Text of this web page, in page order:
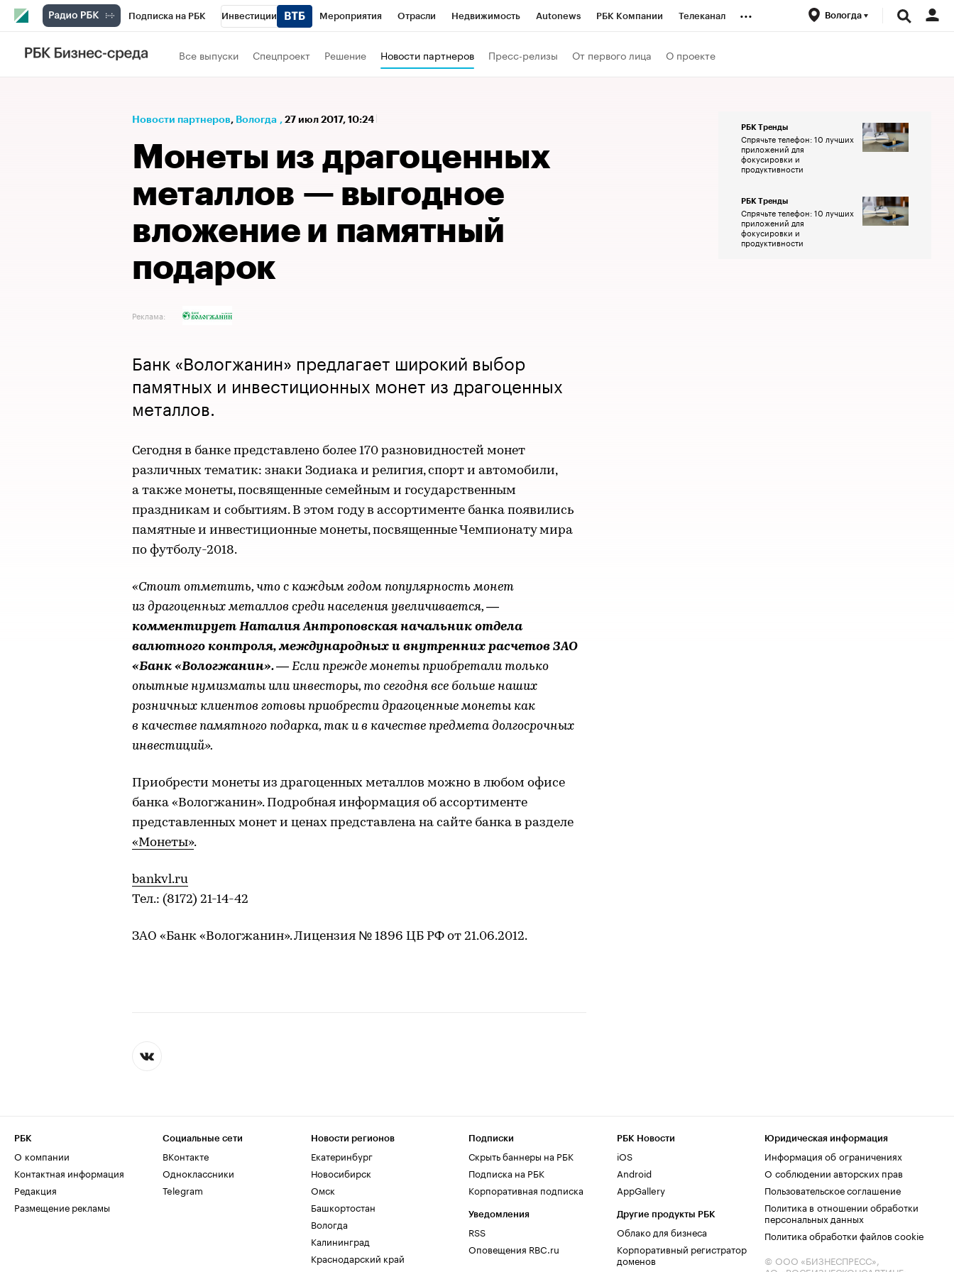
Подписка на РБК Инвестиции Мероприятия Отрасли Недвижимость Autonews РБК Компании Телеканал
РБК Вино
Проверка контрагентов
... Вологда
Все выпуски Спецпроект Решение Новости партнеров Пресс-релизы От первого лица О проекте
Новости партнеров⁠, Вологда , 27 июл 2017, 10:24
Монеты из драгоценных
металлов — выгодное
вложение и памятный
подарок
Реклама:
Банк «Вологжанин» предлагает широкий выбор
памятных и инвестиционных монет из драгоценных
металлов.
Сегодня в банке представлено более 170 разновидностей монет
различных тематик: знаки Зодиака и религия, спорт и автомобили,
а также монеты, посвященные семейным и государственным
праздникам и событиям. В этом году в ассортименте банка появились
памятные и инвестиционные монеты, посвященные Чемпионату мира
по футболу-2018.
«Стоит отметить, что с каждым годом популярность монет
из драгоценных металлов среди населения увеличивается, —
комментирует Наталия Антроповская начальник отдела
валютного контроля, международных и внутренних расчетов ЗАО
«Банк «Вологжанин». — Если прежде монеты приобретали только
опытные нумизматы или инвесторы, то сегодня все больше наших
розничных клиентов готовы приобрести драгоценные монеты как
в качестве памятного подарка, так и в качестве предмета долгосрочных
инвестиций».
Приобрести монеты из драгоценных металлов можно в любом офисе
банка «Вологжанин». Подробная информация об ассортименте
представленных монет и ценах представлена на сайте банка в разделе
«Монеты».
bankvl.ru
Тел.: (8172) 21-14-42
ЗАО «Банк «Вологжанин». Лицензия № 1896 ЦБ РФ от 21.06.2012.
РБК Тренды
Спрячьте телефон: 10 лучших
приложений для
фокусировки и
продуктивности
РБК Тренды
Спрячьте телефон: 10 лучших
приложений для
фокусировки и
продуктивности
РБК
О компании
Контактная информация
Редакция
Размещение рекламы
Социальные сети
ВКонтакте
Одноклассники
Telegram
Новости регионов
Екатеринбург
Новосибирск
Омск
Башкортостан
Вологда
Калининград
Краснодарский край
Подписки
Скрыть баннеры на РБК
Подписка на РБК
Корпоративная подписка
Уведомления
RSS
Оповещения RBC.ru
РБК Новости
iOS
Android
AppGallery
Другие продукты РБК
Облако для бизнеса
Корпоративный регистратор
доменов
Юридическая информация
Информация об ограничениях
О соблюдении авторских прав
Пользовательское соглашение
Политика в отношении обработки
персональных данных
Политика обработки файлов cookie
© ООО «БИЗНЕСПРЕСС»,